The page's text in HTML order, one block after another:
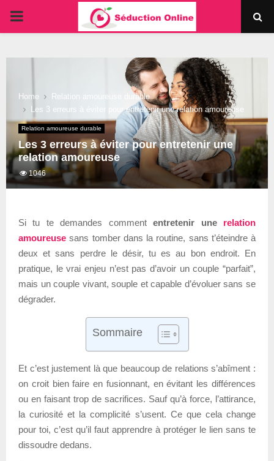
PRIMARY
Home
Relation amoureuse durable
Les 3 erreurs à éviter pour entretenir une relation amoureuse
Relation amoureuse durable
Les 3 erreurs à éviter pour entretenir une
relation amoureuse
1046
Si tu te demandes commententretenir une relation
amoureuse sans tomber dans la routine, sans t’éteindre à
deux et sans perdre le désir, tu es au bon endroit. En
pratique, le vrai enjeu n’est pas d’avoir un couple “parfait”,
mais un couple vivant, souple et capable d’évoluer sans se
dégrader.
Sommaire
Et c’est justement là que beaucoup de relations s’abîment :
on croit bien faire en fusionnant, en évitant les différences
ou en faisant trop de sacrifices. Sauf qu’à force, l’attirance,
la curiosité et la complicité s’usent. Ce que cela change
pour toi, c’est qu’il faut apprendre à protéger le lien sans te
dissoudre dedans.